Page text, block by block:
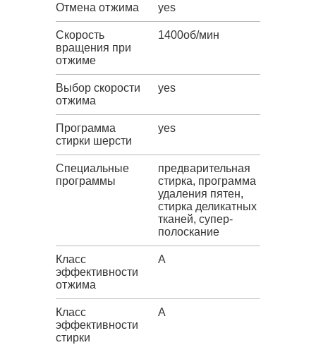
Отмена отжима yes
Скорость
вращения при
отжиме
1400об/мин
Выбор скорости
отжима
yes
Программа
стирки шерсти
yes
Специальные
программы
предварительная
стирка, программа
удаления пятен,
стирка деликатных
тканей, супер-
полоскание
Класс
эффективности
отжима
A
Класс
эффективности
стирки
A